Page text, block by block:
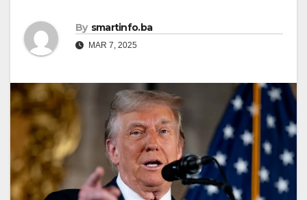
By smartinfo.ba
MAR 7, 2025